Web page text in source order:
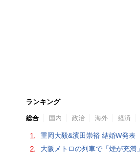
ランキング
総合 国内 政治 海外 経済
1. 重岡大毅&濱田崇裕 結婚W発表
2. 大阪メトロの列車で「煙が充満」